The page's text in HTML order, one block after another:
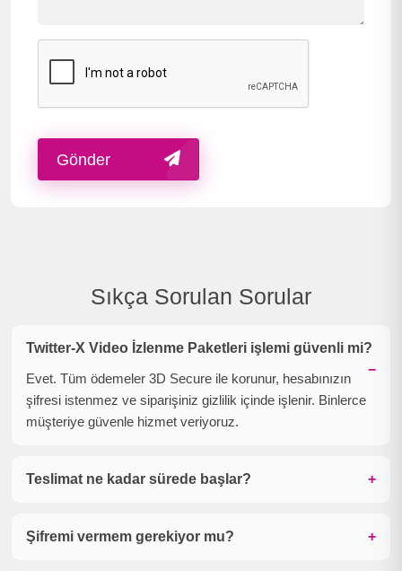
Gönder
Sıkça Sorulan Sorular
Twitter-X Video İzlenme Paketleri işlemi güvenli mi?
Evet. Tüm ödemeler 3D Secure ile korunur, hesabınızın
şifresi istenmez ve siparişiniz gizlilik içinde işlenir. Binlerce
müşteriye güvenle hizmet veriyoruz.
Teslimat ne kadar sürede başlar?
Şifremi vermem gerekiyor mu?